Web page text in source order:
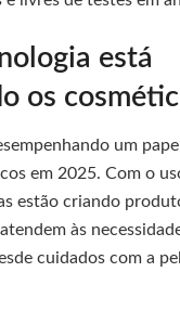
está
os
um
em 2025. Com o
estão criando
às
cuidados com a